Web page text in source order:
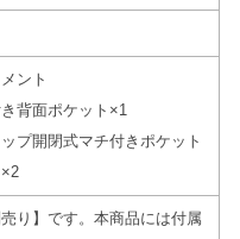
ント
背面ポケット×1
プ開閉式マチ付きポケット
り】です。本商品には付属